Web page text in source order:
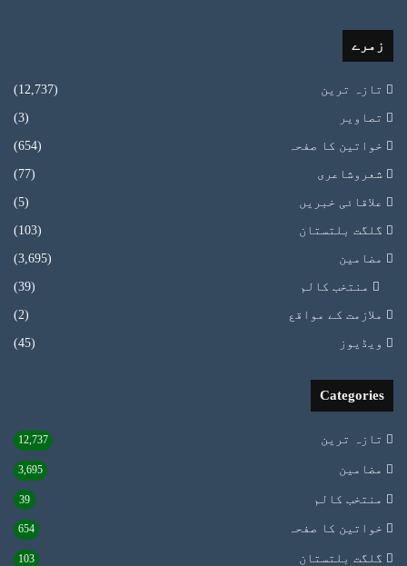
زمرے
تازہ ترین (12,737)
تصاویر (3)
خواتین کا صفحہ (654)
شعروشاعری (77)
علاقائی خبریں (5)
گلگت بلتستان (103)
مضامین (3,695)
منتخب کالم (39)
ملازمت کے مواقع (2)
ویڈیوز (45)
Categories
تازہ ترین 12,737
مضامین 3,695
منتخب کالم 39
خواتین کا صفحہ 654
گلگت بلتستان 103